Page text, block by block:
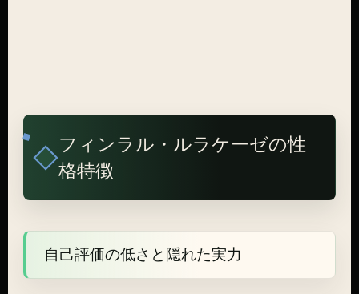
フィンラル・ルラケーゼの性
格特徴
自己評価の低さと隠れた実力